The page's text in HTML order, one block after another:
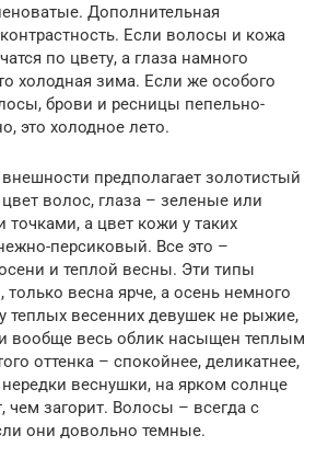
Дополнительная
Если волосы и кожа
по цвету, а глаза намного
холодная зима. Если же особого
брови и ресницы пепельно-
это холодное лето.
предполагает золотистый
волос, глаза – зеленые или
точками, а цвет кожи у таких
персиковый. Все это –
и теплой весны. Эти типы
весна ярче, а осень немного
теплых весенних девушек не рыжие,
вообще весь облик насыщен теплым
оттенка – спокойнее, деликатнее,
веснушки, на ярком солнце
чем загорит. Волосы – всегда с
они довольно темные.